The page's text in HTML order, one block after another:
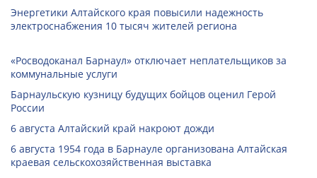
Энергетики Алтайского края повысили надежность
электроснабжения 10 тысяч жителей региона
«Росводоканал Барнаул» отключает неплательщиков за
коммунальные услуги
Барнаульскую кузницу будущих бойцов оценил Герой
России
6 августа Алтайский край накроют дожди
6 августа 1954 года в Барнауле организована Алтайская
краевая сельскохозяйственная выставка